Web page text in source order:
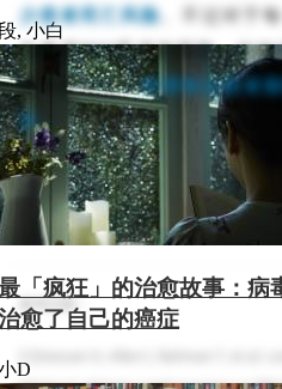
少患者死亡风险。不过对于
合考虑BSO手术的风险，比
更年期等等。希望每位患者
定。
参考文献：
, 小白
「疯狂」的治愈故事：病
愈了自己的癌症
D